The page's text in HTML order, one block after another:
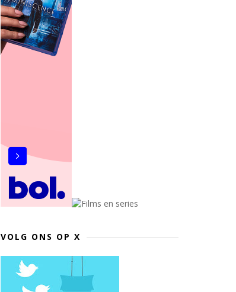
VOLG ONS OP X